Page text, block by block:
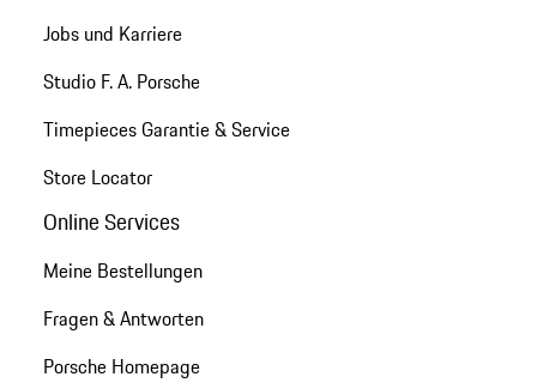
Jobs und Karriere
Studio F. A. Porsche
Timepieces Garantie & Service
Store Locator
Online Services
Meine Bestellungen
Fragen & Antworten
Porsche Homepage